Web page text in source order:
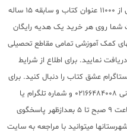
مستقیم ناشران معتبر کمک آموزشی با بیش از 11000 عنوان کتاب و سابقه 15 ساله
شما روی هر خرید یک هدیه رایگان
کمک آموزشی تمامی مقاطع تحصیلی
نمایید. برای اطلاع از شرایط
عشق کتاب را دنبال کنید. برای
پیگیری سفارشات تهران شماره تلفن پشتیبانی 02166484008 و شماره تلگرام یا
واتس اپ 09203472622 می باشد که از ساعت 9 صبح تا 5 بعدازظهر پاسخگوی
میتوانید با مراجعه به سایت